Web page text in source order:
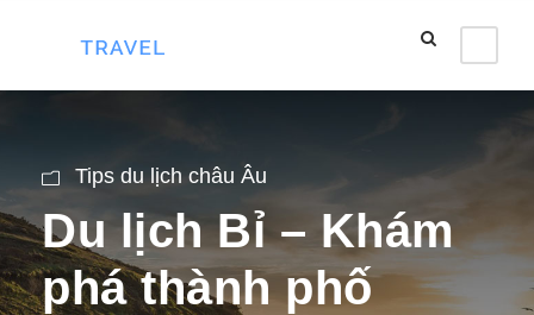
Tips du lịch châu Âu
Du lịch Bỉ – Khám
phá thành phố